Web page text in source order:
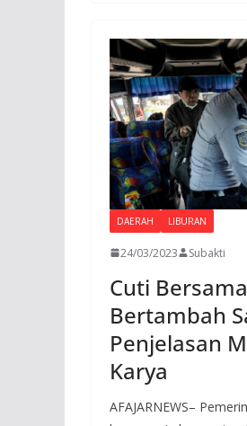
DAERAH LIBURAN
24/03/2023 Subakti
Cuti
Bertambah
Penjelasan
Karya
AFAJARNEWS–